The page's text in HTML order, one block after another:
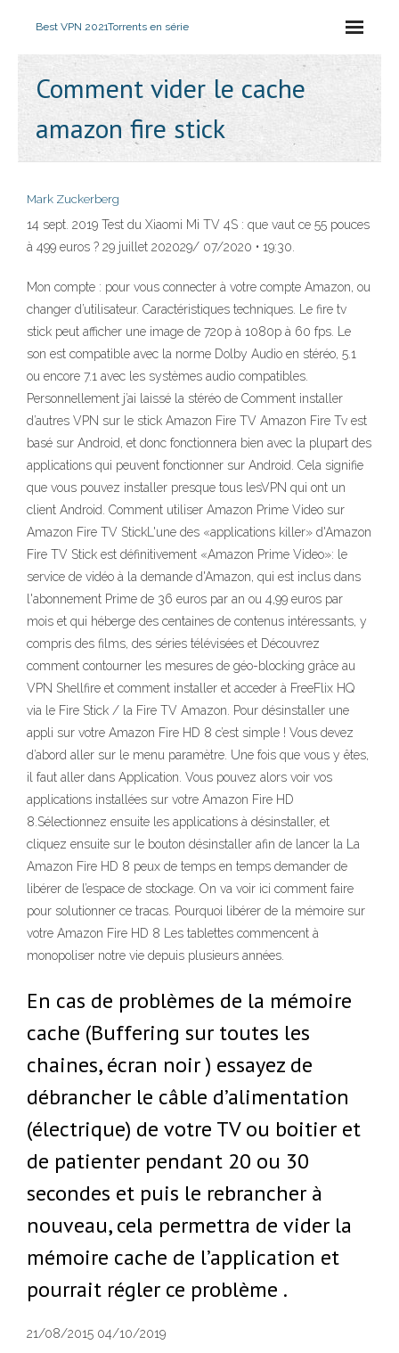
Best VPN 2021Torrents en série
Comment vider le cache
amazon fire stick
Mark Zuckerberg
14 sept. 2019 Test du Xiaomi Mi TV 4S : que vaut ce 55 pouces
à 499 euros ? 29 juillet 202029/ 07/2020 • 19:30.
Mon compte : pour vous connecter à votre compte Amazon, ou
changer d’utilisateur. Caractéristiques techniques. Le fire tv
stick peut afficher une image de 720p à 1080p à 60 fps. Le
son est compatible avec la norme Dolby Audio en stéréo, 5.1
ou encore 7.1 avec les systèmes audio compatibles.
Personnellement j’ai laissé la stéréo de Comment installer
d’autres VPN sur le stick Amazon Fire TV Amazon Fire Tv est
basé sur Android, et donc fonctionnera bien avec la plupart des
applications qui peuvent fonctionner sur Android. Cela signifie
que vous pouvez installer presque tous lesVPN qui ont un
client Android. Comment utiliser Amazon Prime Video sur
Amazon Fire TV StickL'une des «applications killer» d'Amazon
Fire TV Stick est définitivement «Amazon Prime Video»: le
service de vidéo à la demande d'Amazon, qui est inclus dans
l'abonnement Prime de 36 euros par an ou 4,99 euros par
mois et qui héberge des centaines de contenus intéressants, y
compris des films, des séries télévisées et Découvrez
comment contourner les mesures de géo-blocking grâce au
VPN Shellfire et comment installer et acceder à FreeFlix HQ
via le Fire Stick / la Fire TV Amazon. Pour désinstaller une
appli sur votre Amazon Fire HD 8 c’est simple ! Vous devez
d’abord aller sur le menu paramètre. Une fois que vous y êtes,
il faut aller dans Application. Vous pouvez alors voir vos
applications installées sur votre Amazon Fire HD
8.Sélectionnez ensuite les applications à désinstaller, et
cliquez ensuite sur le bouton désinstaller afin de lancer la La
Amazon Fire HD 8 peux de temps en temps demander de
libérer de l’espace de stockage. On va voir ici comment faire
pour solutionner ce tracas. Pourquoi libérer de la mémoire sur
votre Amazon Fire HD 8 Les tablettes commencent à
monopoliser notre vie depuis plusieurs années.
En cas de problèmes de la mémoire
cache (Buffering sur toutes les
chaines, écran noir ) essayez de
débrancher le câble d’alimentation
(électrique) de votre TV ou boitier et
de patienter pendant 20 ou 30
secondes et puis le rebrancher à
nouveau, cela permettra de vider la
mémoire cache de l’application et
pourrait régler ce problème .
21/08/2015 04/10/2019